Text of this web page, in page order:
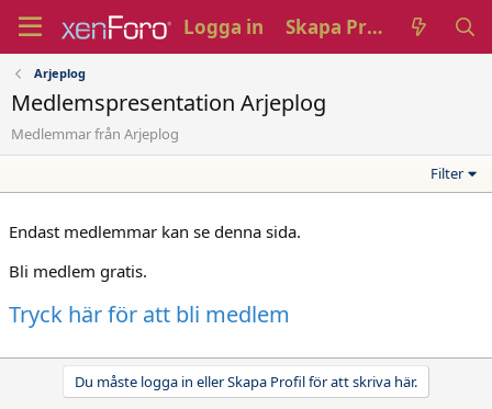
Logga in Skapa Profil
Arjeplog
Medlemspresentation Arjeplog
Medlemmar från Arjeplog
Filter
Endast medlemmar kan se denna sida.
Bli medlem gratis.
Tryck här för att bli medlem
Du måste logga in eller Skapa Profil för att skriva här.